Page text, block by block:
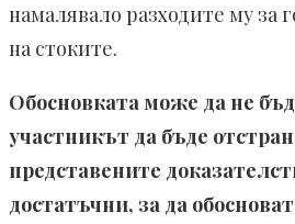
намалявало разходите му за
на стоките.
Обосновката може да не
участникът да бъде
представените
достатъчни, за да